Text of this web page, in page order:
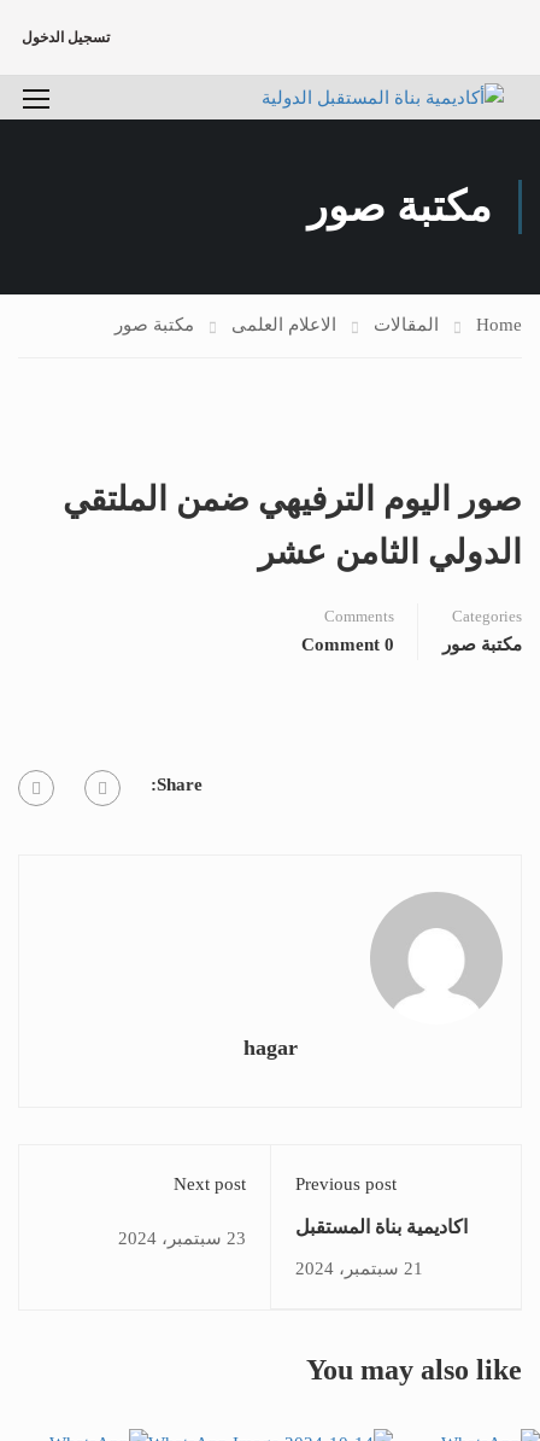
تسجيل الدخول
مكتبة صور
Home المقالات الاعلام العلمى مكتبة صور
صور اليوم الترفيهي ضمن الملتقي
الدولي الثامن عشر
Categories
مكتبة صور
Comments
0 Comment
Share:
hagar
Previous post
اكاديمية بناة المستقبل
7 أكتوبر 2024
21 سبتمبر، 2024
Next post
23 سبتمبر، 2024
You may also like